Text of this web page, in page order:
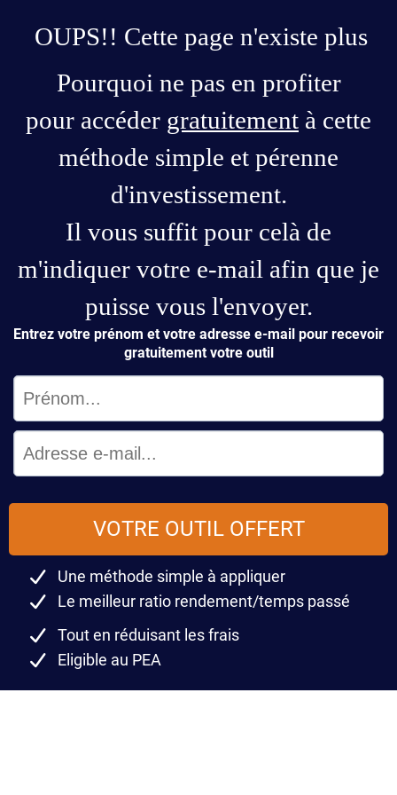
OUPS!! Cette page n'existe plus
Pourquoi ne pas en profiter
pour accéder gratuitement à cette
méthode simple et pérenne
d'investissement.
Il vous suffit pour celà de
m'indiquer votre e-mail afin que je
puisse vous l'envoyer.
Entrez votre prénom et votre adresse e-mail pour recevoir
gratuitement votre outil
VOTRE OUTIL OFFERT
Une méthode simple à appliquer
Le meilleur ratio rendement/temps passé
Tout en réduisant les frais
Eligible au PEA